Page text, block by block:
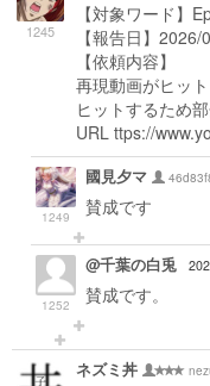
1245
【対象ワード】
【報告日】2026/
【依頼内容】
再現動画がヒッ
ヒットするため
URL ttps://
1249
國見夕マ
賛成です
1252
@千葉の白兎
賛成です。
ネズミ丼